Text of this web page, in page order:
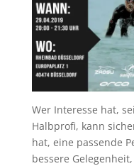
Wer Interesse hat,
Halbprofi, kann
hat, eine passende
bessere